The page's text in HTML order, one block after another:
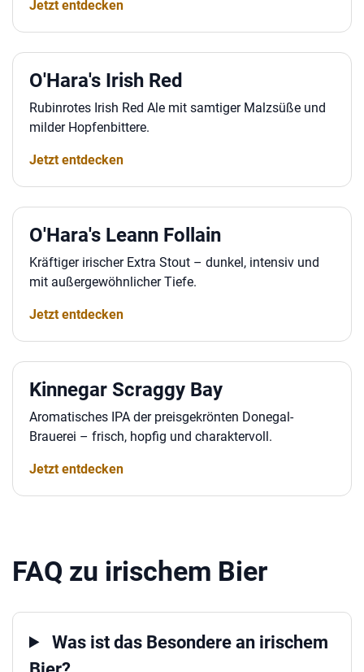
Jetzt entdecken
O'Hara's Irish Red
Rubinrotes Irish Red Ale mit samtiger Malzsüße und
milder Hopfenbittere.
Jetzt entdecken
O'Hara's Leann Follain
Kräftiger irischer Extra Stout – dunkel, intensiv und
mit außergewöhnlicher Tiefe.
Jetzt entdecken
Kinnegar Scraggy Bay
Aromatisches IPA der preisgekrönten Donegal-
Brauerei – frisch, hopfig und charaktervoll.
Jetzt entdecken
FAQ zu irischem Bier
Was ist das Besondere an irischem